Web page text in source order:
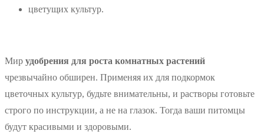
цветущих культур.
Мир удобрения для роста комнатных растений
чрезвычайно обширен. Применяя их для подкормок
цветочных культур, будьте внимательны, и растворы готовьте
строго по инструкции, а не на глазок. Тогда ваши питомцы
будут красивыми и здоровыми.